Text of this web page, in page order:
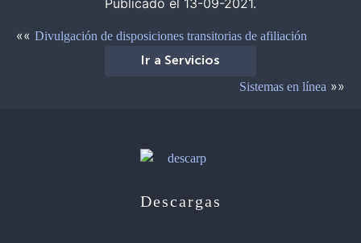
Publicado el 13-09-2021.
«« Divulgación de disposiciones transitorias de afiliación
Ir a Servicios
Sistemas en línea »»
Descargas